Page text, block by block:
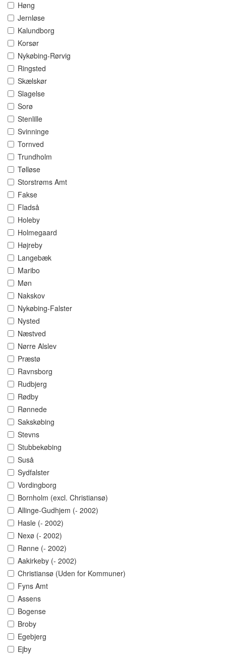
Høng
Jernløse
Kalundborg
Korsør
Nykøbing-Rørvig
Ringsted
Skælskør
Slagelse
Sorø
Stenlille
Svinninge
Tornved
Trundholm
Tølløse
Storstrøms Amt
Fakse
Fladså
Holeby
Holmegaard
Højreby
Langebæk
Maribo
Møn
Nakskov
Nykøbing-Falster
Nysted
Næstved
Nørre Alslev
Præstø
Ravnsborg
Rudbjerg
Rødby
Rønnede
Sakskøbing
Stevns
Stubbekøbing
Suså
Sydfalster
Vordingborg
Bornholm (excl. Christiansø)
Allinge-Gudhjem (- 2002)
Hasle (- 2002)
Nexø (- 2002)
Rønne (- 2002)
Aakirkeby (- 2002)
Christiansø (Uden for Kommuner)
Fyns Amt
Assens
Bogense
Broby
Egebjerg
Ejby